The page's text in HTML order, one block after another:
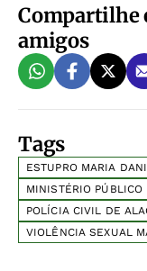
Compartilhe
amigos
Tags
ESTUPRO MARIA
MINISTÉRIO
POLÍCIA CIVIL DE
VIOLÊNCIA SEXUAL